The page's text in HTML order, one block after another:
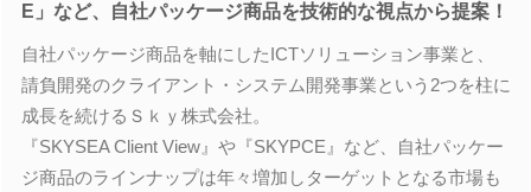
E」など、自社パッケージ商品を技術的な視点から提案！
自社パッケージ商品を軸にしたICTソリューション事業と、
請負開発のクライアント・システム開発事業という2つを柱に
成長を続けるＳｋｙ株式会社。
『SKYSEA Client View』や『SKYPCE』など、自社パッケー
ジ商品のラインナップは年々増加しターゲットとなる市場も